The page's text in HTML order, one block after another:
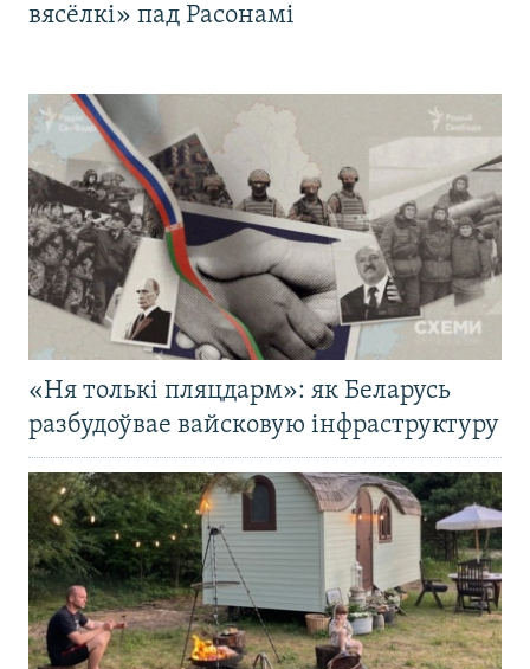
вясёлкі» пад Расонамі
«Ня толькі пляцдарм»: як Беларусь
разбудоўвае вайсковую інфраструктуру